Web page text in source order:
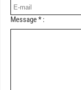
Message * :